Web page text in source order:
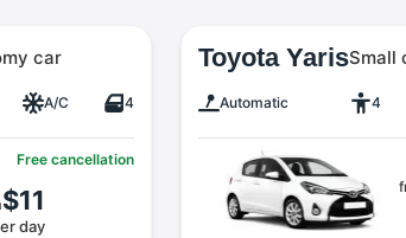
car
A/C 4
Free cancellation
$11
day
Toyota YarisSmall
Automatic 4